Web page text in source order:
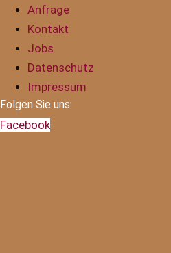
Anfrage
Kontakt
Jobs
Datenschutz
Impressum
Folgen Sie uns:
Facebook